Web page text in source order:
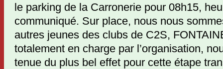
le parking de la Carronerie pour 08h15,
communiqué. Sur place, nous nous
autres jeunes des clubs de C2S,
totalement en charge par l’organisation,
tenue du plus bel effet pour cette étape